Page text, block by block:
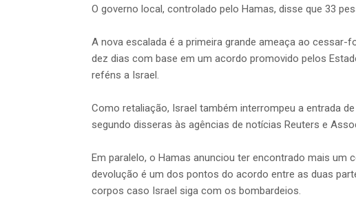
O governo local, controlado pelo Hamas, disse que 33
A nova escalada é a primeira grande ameaça ao cessar-
dez dias com base em um acordo promovido pelos
reféns a Israel.
Como retaliação, Israel também interrompeu a entrada
segundo disseras às agências de notícias Reuters e
Em paralelo, o Hamas anunciou ter encontrado mais
devolução é um dos pontos do acordo entre as duas
corpos caso Israel siga com os bombardeios.